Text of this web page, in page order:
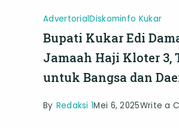
AdvertorialDiskominfo Kukar
Bupati Kukar Edi
Jamaah Haji Kloter 3,
untuk Bangsa dan
By Redaksi 1Mei 6, 2025Write a